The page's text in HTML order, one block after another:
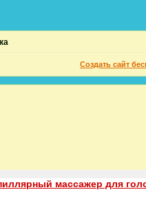
Создать сайт
массажер для